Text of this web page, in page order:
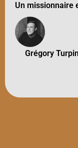
Un missionnaire
Grégory Turpin